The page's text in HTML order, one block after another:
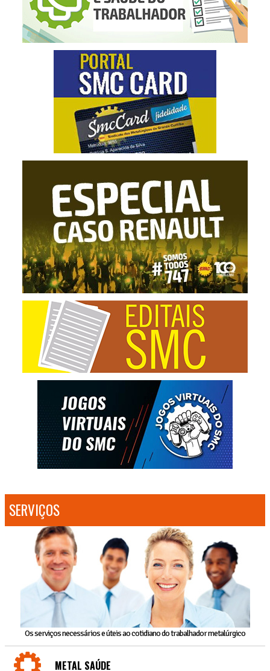
SERVIÇOS
Os serviços necessários e úteis ao cotidiano do trabalhador metalúrgico
METAL SAÚDE